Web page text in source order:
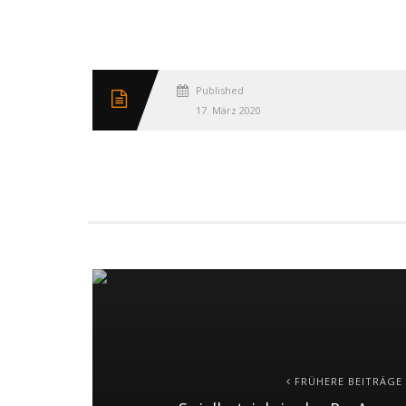
Published
17. März 2020
FRÜHERE BEITRÄGE